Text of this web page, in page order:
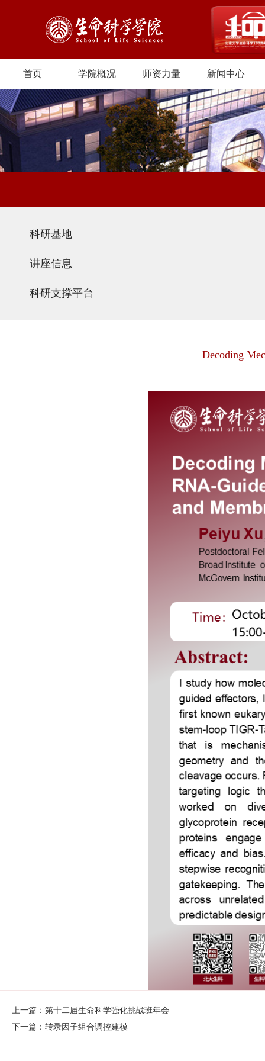
首页 学院概况 师资力量 新闻中心
科研基地
讲座信息
科研支撑平台
Decoding
上一篇：第十二届生命科学强化挑战班年会
下一篇：转录因子组合调控建模